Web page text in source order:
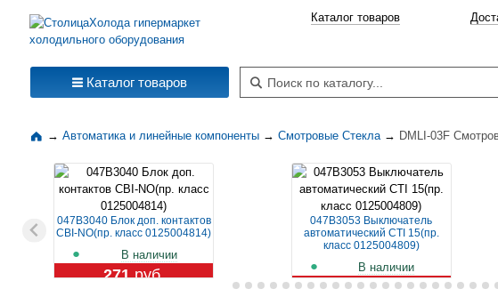
Каталог товаров
Поиск по каталогу
Каталог товаров
→ Автоматика и линейные компоненты → Смотровые Стекла → DMLI-03F
047B3040 Блок доп. контактов
CBI-NO(пр. класс 0125004814)
В наличии
271руб.
047B3053 Выключатель
автоматический CTI 15(пр.
класс 0125004809)
В наличии
1 119 руб.